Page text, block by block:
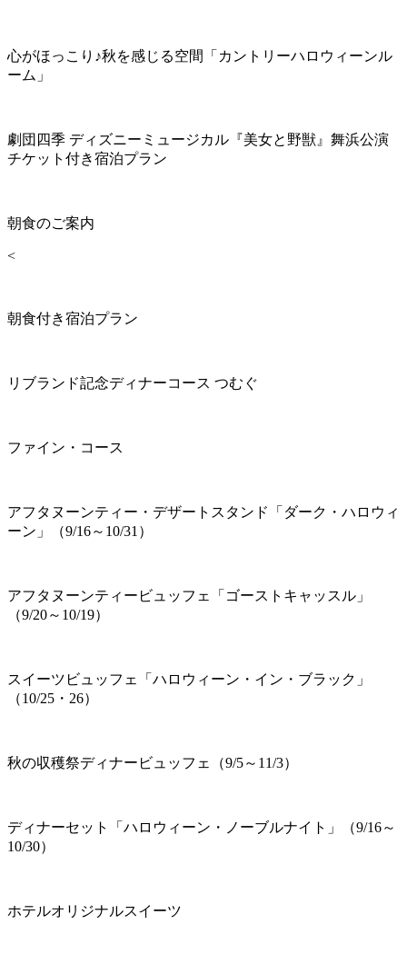
心がほっこり♪秋を感じる空間「カントリーハロウィーンル
ーム」
劇団四季 ディズニーミュージカル『美女と野獣』舞浜公演
チケット付き宿泊プラン
朝食のご案内
<
朝食付き宿泊プラン
リブランド記念ディナーコース つむぐ
ファイン・コース
アフタヌーンティー・デザートスタンド「ダーク・ハロウィ
ーン」（9/16～10/31）
アフタヌーンティービュッフェ「ゴーストキャッスル」
（9/20～10/19）
スイーツビュッフェ「ハロウィーン・イン・ブラック」
（10/25・26）
秋の収穫祭ディナービュッフェ（9/5～11/3）
ディナーセット「ハロウィーン・ノーブルナイト」（9/16～
10/30）
ホテルオリジナルスイーツ